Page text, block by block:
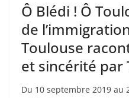
Ô Blédi ! Ô
de
Toulouse
et sincérité par
Du 10 septembre 2019 au